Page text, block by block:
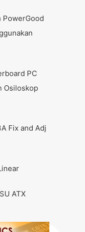
PowerGood
PC
Osiloskop
Fix and Adj
ATX